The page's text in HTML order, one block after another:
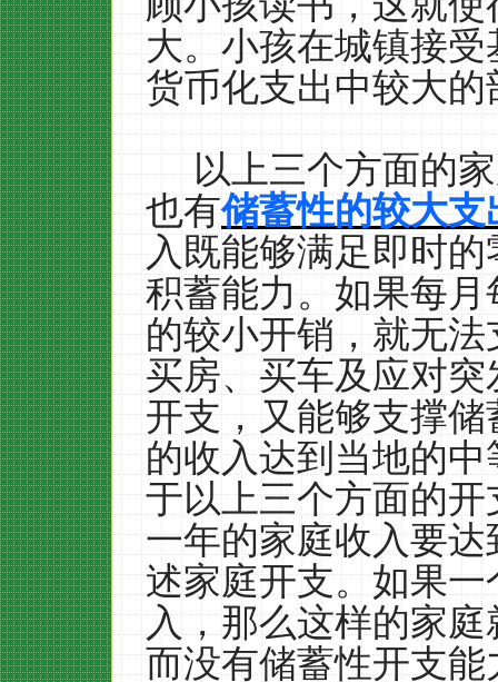
大。小孩在城镇接
货币化支出中较大的
以上三个方面的
也有储蓄性的较大支
入既能够满足即时
积蓄能力。如果每
的较小开销，就无
买房、买车及应对
开支，又能够支撑
的收入达到当地的
于以上三个方面的
一年的家庭收入要
述家庭开支。如果
入，那么这样的家
而没有储蓄性开支